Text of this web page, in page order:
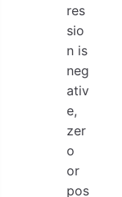
res
sio
n is
neg
ativ
e,
zer
o
or
pos